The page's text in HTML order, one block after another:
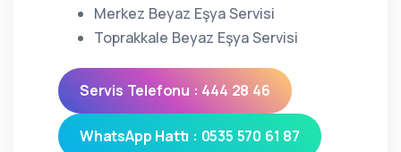
Merkez Beyaz Eşya Servisi
Toprakkale Beyaz Eşya Servisi
Servis Telefonu : 444 28 46
WhatsApp Hattı : 0535 570 61 87